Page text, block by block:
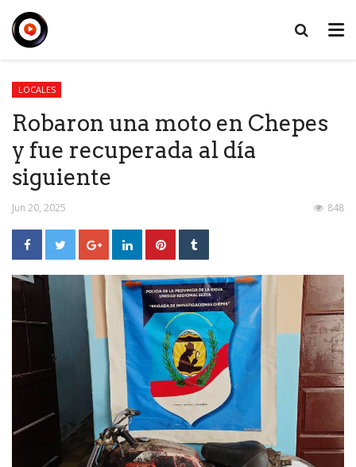
LOCALES
Robaron una moto en Chepes
y fue recuperada al día
siguiente
Jun 20, 2025 848